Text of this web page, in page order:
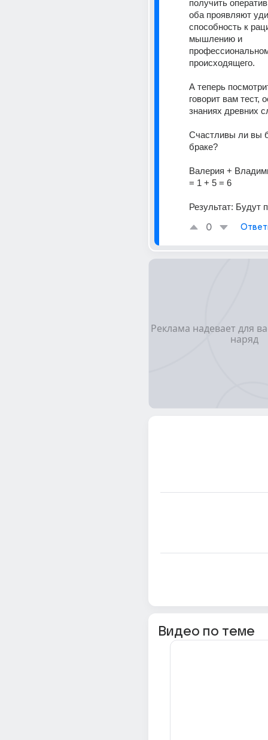
получить
оба проявляют
способность к
мышлению и
происходящего.
А теперь
говорит вам тест,
знаниях древних
Счастливы ли вы
браке?
Валерия +
= 1 + 5 = 6
Результат: Будут
0
Видео по теме